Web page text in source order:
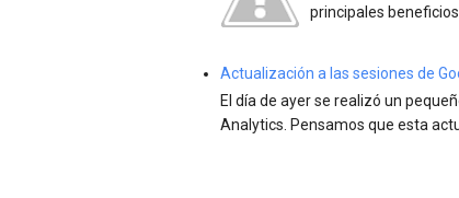
principales beneficios
Actualización a las sesiones de
El día de ayer se realizó un
Analytics. Pensamos que esta